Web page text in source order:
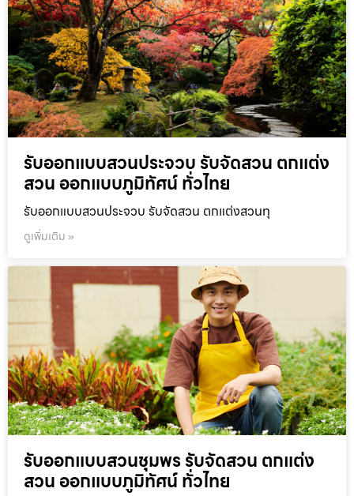
รับออกแบบสวนประจวบ รับจัดสวน ตกแต่ง
สวน ออกแบบภูมิทัศน์ ทั่วไทย
รับออกแบบสวนประจวบ รับจัดสวน ตกแต่งสวนทุ
ดูเพิ่มเติม »
รับออกแบบสวนชุมพร รับจัดสวน ตกแต่ง
สวน ออกแบบภูมิทัศน์ ทั่วไทย